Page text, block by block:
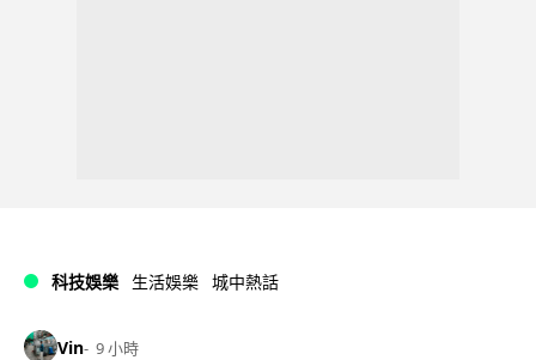
科技娛樂 生活娛樂 城中熱話
Vin 9 小時